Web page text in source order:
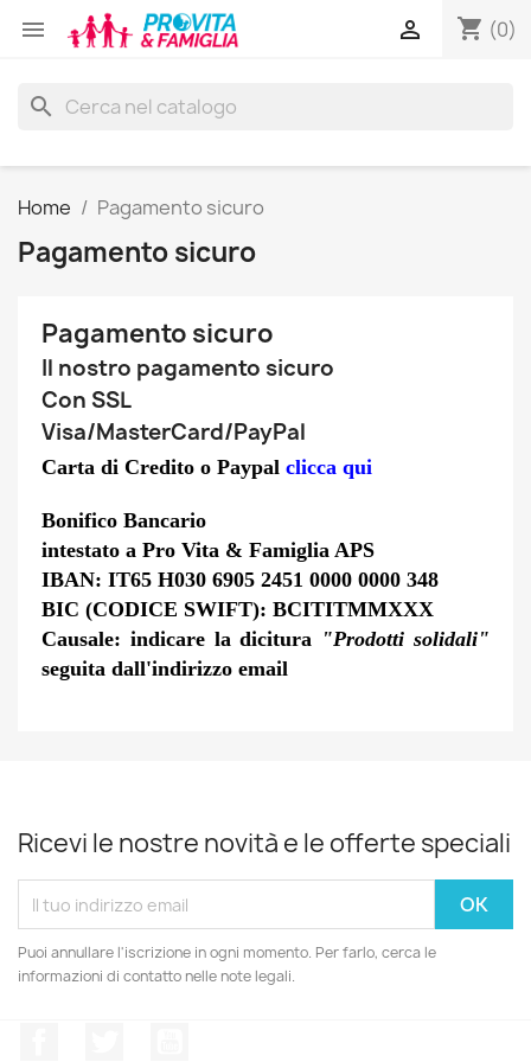
 shopping_cart (0)

search
Home Pagamento sicuro
Pagamento sicuro
Pagamento sicuro
Il nostro pagamento sicuro
Con SSL
Visa/MasterCard/PayPal
Carta di Credito o Paypal clicca qui
Bonifico Bancario
intestato a Pro Vita & Famiglia APS
IBAN: IT65 H030 6905 2451 0000 0000 348
BIC (CODICE SWIFT): BCITITMMXXX
Causale: indicare la dicitura "Prodotti solidali"
seguita dall'indirizzo email
Ricevi le nostre novità e le offerte speciali
Puoi annullare l'iscrizione in ogni momento. Per farlo, cerca le
informazioni di contatto nelle note legali.